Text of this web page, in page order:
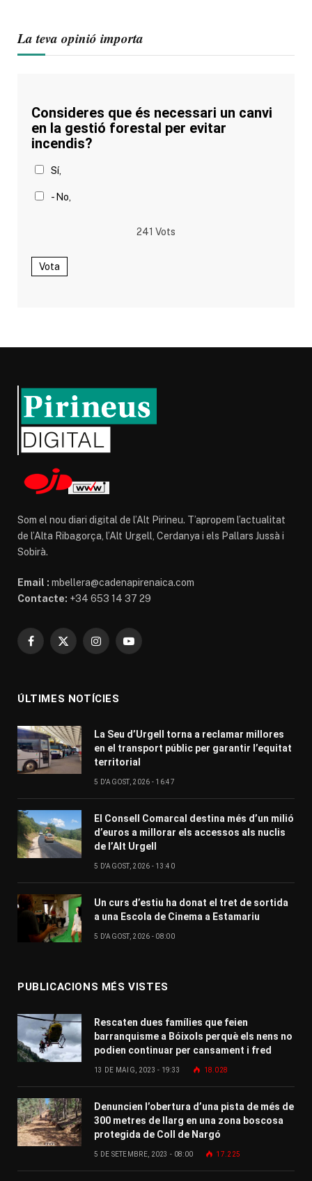
La teva opinió importa
Consideres que és necessari un canvi
en la gestió forestal per evitar
incendis?
Sí,
- No,
241 Vots
Vota
Som el nou diari digital de l’Alt Pirineu. T’apropem l’actualitat
de l’Alta Ribagorça, l’Alt Urgell, Cerdanya i els Pallars Jussà i
Sobirà.
Email : mbellera@cadenapirenaica.com
Contacte: +34 653 14 37 29
Facebook
X
InstagramYouTube
ÚLTIMES NOTÍCIES
La Seu d’Urgell torna a reclamar millores
en el transport públic per garantir l’equitat
territorial
5 D'AGOST, 2026 - 16:47
El Consell Comarcal destina més d’un milió
d’euros a millorar els accessos als nuclis
de l’Alt Urgell
5 D'AGOST, 2026 - 13:40
Un curs d’estiu ha donat el tret de sortida
a una Escola de Cinema a Estamariu
5 D'AGOST, 2026 - 08:00
PUBLICACIONS MÉS VISTES
Rescaten dues famílies que feien
barranquisme a Bóixols perquè els nens no
podien continuar per cansament i fred
13 DE MAIG, 2023 - 19:33 18.028
Denuncien l’obertura d’una pista de més de
300 metres de llarg en una zona boscosa
protegida de Coll de Nargó
5 DE SETEMBRE, 2023 - 08:00 17.225